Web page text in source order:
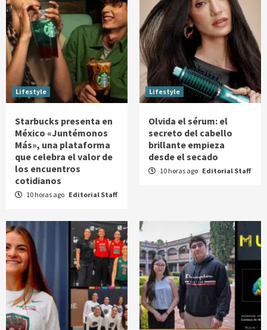
Lifestyle
Starbucks presenta en
México «Juntémonos
Más», una plataforma
que celebra el valor de
los encuentros
cotidianos
10 horas ago Editorial Staff
Lifestyle
Olvida el sérum: el
secreto del cabello
brillante empieza
desde el secado
10 horas ago Editorial Staff